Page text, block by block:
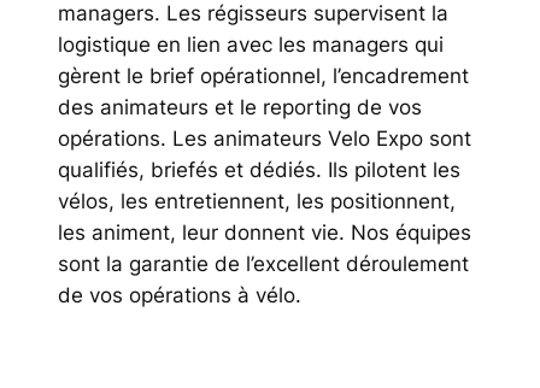
managers. Les régisseurs supervisent la
logistique en lien avec les managers qui
gèrent le brief opérationnel, l’encadrement
des animateurs et le reporting de vos
opérations. Les animateurs Velo Expo sont
qualifiés, briefés et dédiés. Ils pilotent les
vélos, les entretiennent, les positionnent,
les animent, leur donnent vie. Nos équipes
sont la garantie de l’excellent déroulement
de vos opérations à vélo.